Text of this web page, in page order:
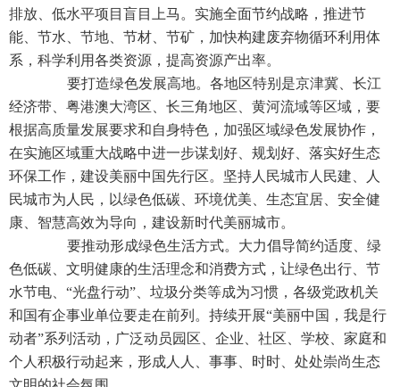
排放、低水平项目盲目上马。实施全面节约战略，推进节
能、节水、节地、节材、节矿，加快构建废弃物循环利用体
系，科学利用各类资源，提高资源产出率。
要打造绿色发展高地。各地区特别是京津冀、长江
经济带、粤港澳大湾区、长三角地区、黄河流域等区域，要
根据高质量发展要求和自身特色，加强区域绿色发展协作，
在实施区域重大战略中进一步谋划好、规划好、落实好生态
环保工作，建设美丽中国先行区。坚持人民城市人民建、人
民城市为人民，以绿色低碳、环境优美、生态宜居、安全健
康、智慧高效为导向，建设新时代美丽城市。
要推动形成绿色生活方式。大力倡导简约适度、绿
色低碳、文明健康的生活理念和消费方式，让绿色出行、节
水节电、“光盘行动”、垃圾分类等成为习惯，各级党政机关
和国有企事业单位要走在前列。持续开展“美丽中国，我是行
动者”系列活动，广泛动员园区、企业、社区、学校、家庭和
个人积极行动起来，形成人人、事事、时时、处处崇尚生态